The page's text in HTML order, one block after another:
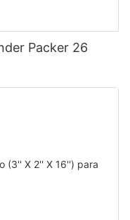
Packer 26